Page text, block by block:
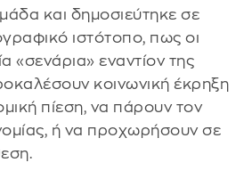
και δημοσιεύτηκε σε
ιστότοπο, πως οι
«σενάρια» εναντίον της
κοινωνική έκρηξη
πίεση, να πάρουν τον
ή να προχωρήσουν σε